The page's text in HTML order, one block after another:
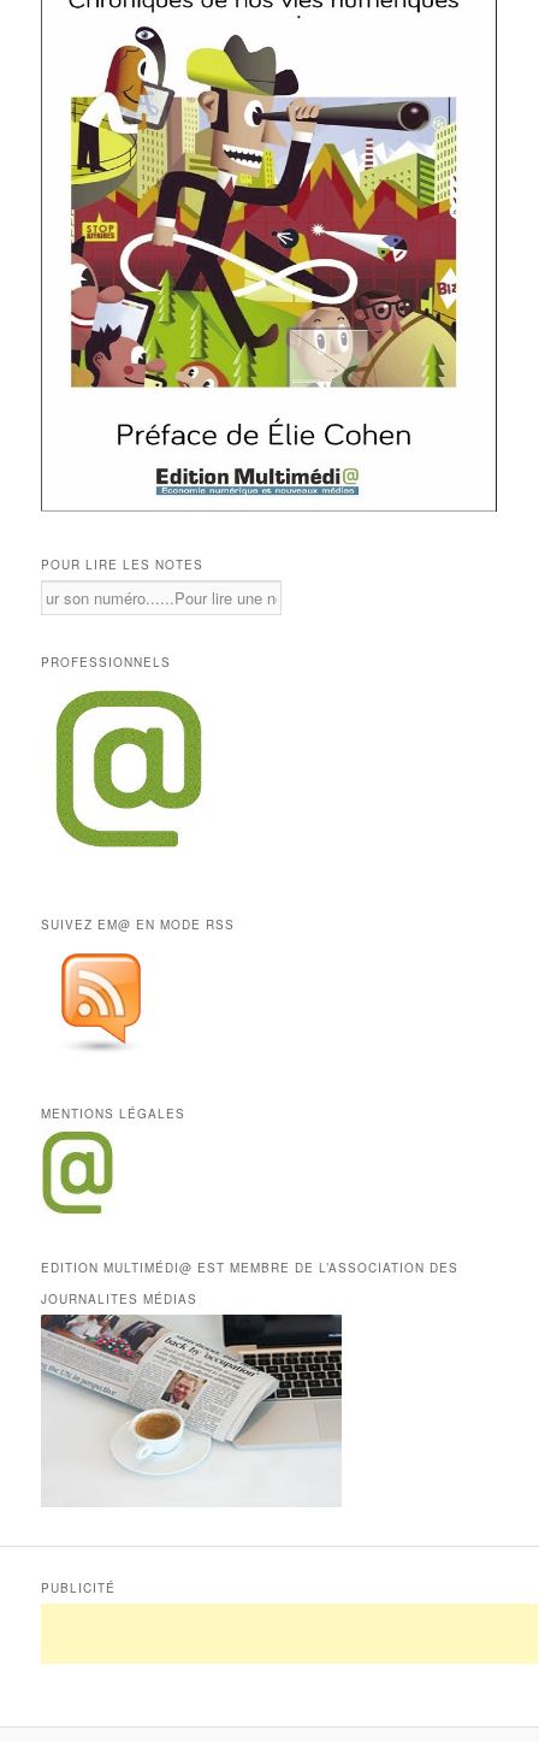
POUR LIRE LES NOTES
PROFESSIONNELS
SUIVEZ EM@ EN MODE RSS
MENTIONS LÉGALES
EDITION MULTIMÉDI@ EST MEMBRE DE L’ASSOCIATION DES
JOURNALITES MÉDIAS
PUBLICITÉ